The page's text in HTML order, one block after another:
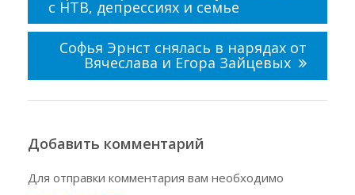
с НТВ, депрессиях и семье
Софья Эрнст снялась в нарядах от
Вячеслава и Егора Зайцевых
Добавить комментарий
Для отправки комментария вам необходимо